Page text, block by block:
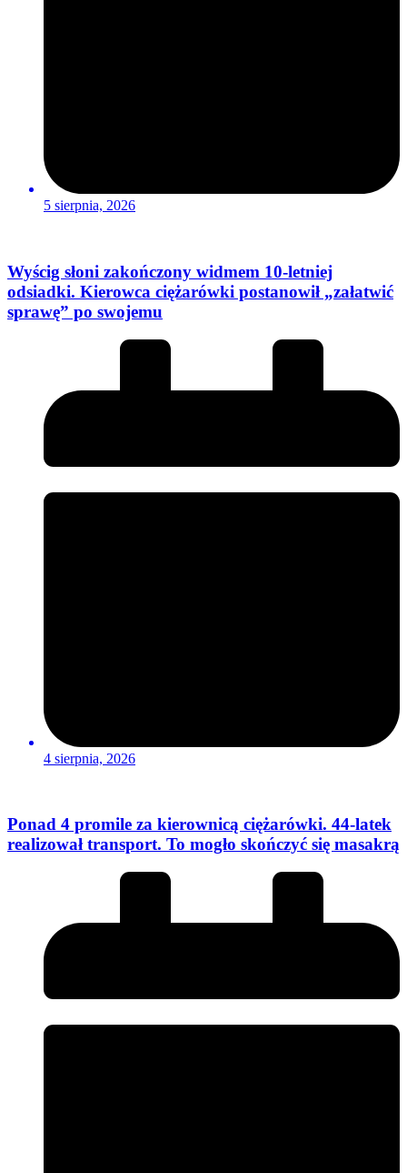
5 sierpnia, 2026
Wyścig słoni zakończony widmem 10-letniej
odsiadki. Kierowca ciężarówki postanowił „załatwić
sprawę” po swojemu
4 sierpnia, 2026
Ponad 4 promile za kierownicą ciężarówki. 44-latek
realizował transport. To mogło skończyć się masakrą